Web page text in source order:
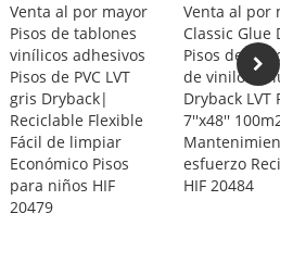
Venta al por mayor
Pisos de tablones
vinílicos adhesivos
Pisos de PVC LVT
gris Dryback|
Reciclable Flexible
Fácil de limpiar
Económico Pisos
para niños HIF
20479
Venta al por
Classic Glue
Pisos de
de vinilo de
Dryback LVT
7''x48''
esfuerzo
HIF 20484